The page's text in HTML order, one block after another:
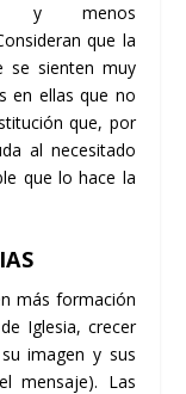
y menos
que la
se sienten muy
en ellas que no
que, por
al necesitado
que lo hace la
más formación
Iglesia, crecer
imagen y sus
mensaje). Las